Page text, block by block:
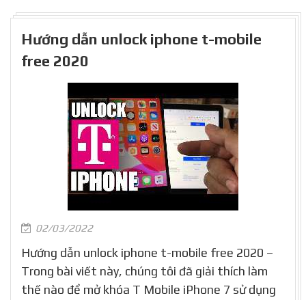
Hướng dẫn unlock iphone t-mobile
free 2020
02/03/2022
Hướng dẫn unlock iphone t-mobile free 2020 –
Trong bài viết này, chúng tôi đã giải thích làm
thế nào để mở khóa T Mobile iPhone 7 sử dụng